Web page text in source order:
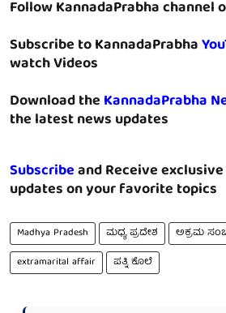
Follow KannadaPrabha channel
Subscribe to KannadaPrabha
watch Videos
Download theKannadaPrabha
the latest news updates
Subscribeand Receive
updates on your favorite topics
Madhya Pradesh ಮಧ್ಯ ಪ್ರದೇಶ ಅಕ್ರಮ
extramarital affair
ಪತ್ನಿ ಕೊಲೆ